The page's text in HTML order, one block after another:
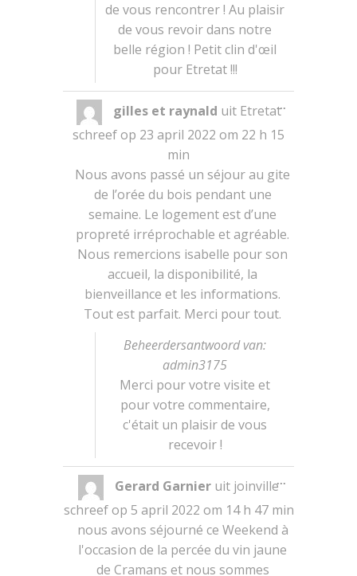
de vous rencontrer ! Au plaisir
de vous revoir dans notre
belle région ! Petit clin d'œil
pour Etretat !!!
gilles et raynald uit Etretat
schreef op 23 april 2022 om 22 h 15
min
Nous avons passé un séjour au gite
de l’orée du bois pendant une
semaine. Le logement est d’une
propreté irréprochable et agréable.
Nous remercions isabelle pour son
accueil, la disponibilité, la
bienveillance et les informations.
Tout est parfait. Merci pour tout.
Beheerdersantwoord van:
admin3175
Merci pour votre visite et
pour votre commentaire,
c'était un plaisir de vous
recevoir !
...
Gerard Garnier uit joinville
schreef op 5 april 2022 om 14 h 47 min
nous avons séjourné ce Weekend à
l'occasion de la percée du vin jaune
de Cramans et nous sommes
...